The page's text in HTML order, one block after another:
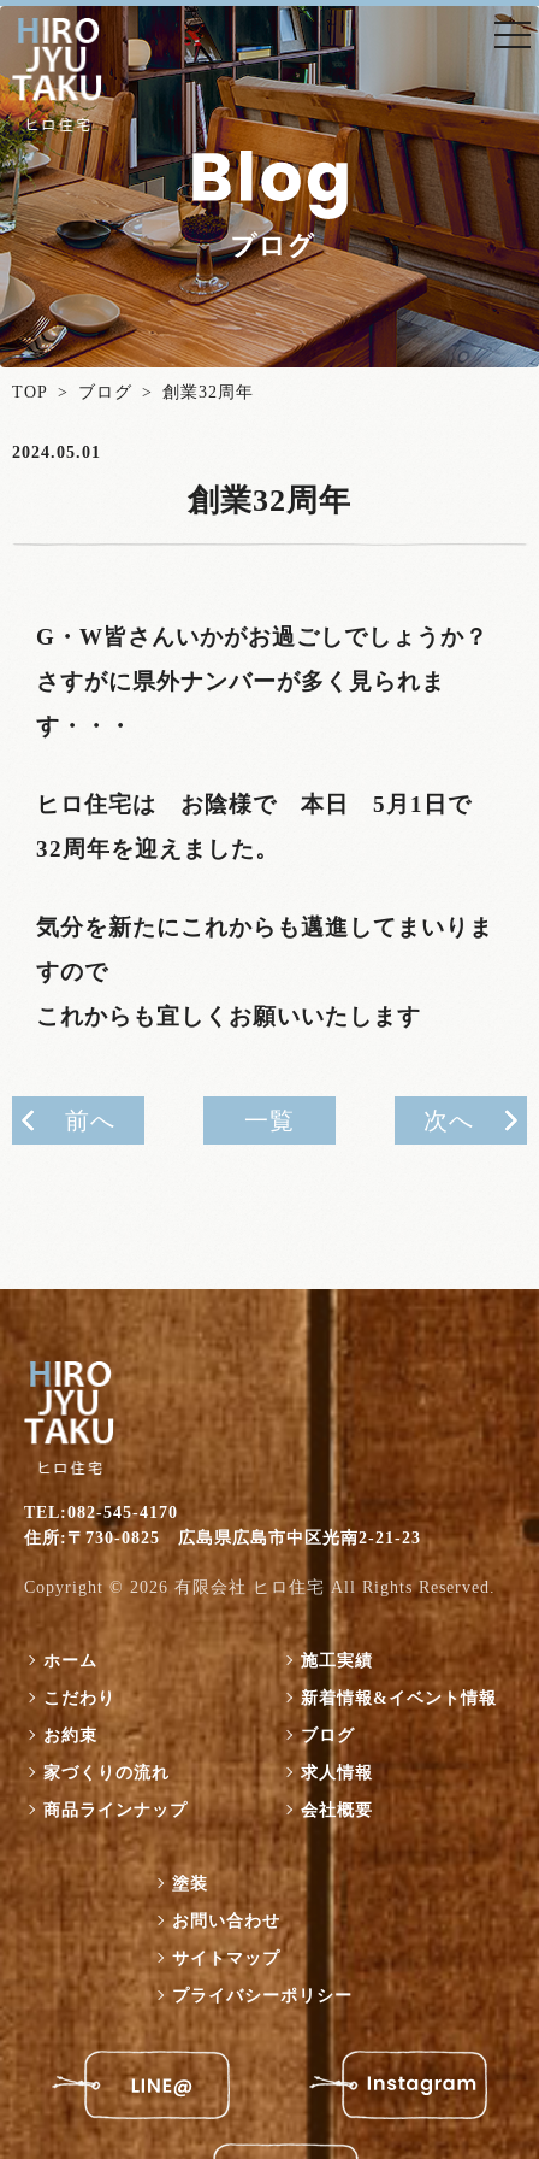
TOP > ブログ > 創業32周年
2024.05.01
創業32周年
G・W皆さんいかがお過ごしでしょうか？
さすがに県外ナンバーが多く見られま
す・・・
ヒロ住宅は お陰様で 本日 5月1日で
32周年を迎えました。
気分を新たにこれからも邁進してまいりま
すので
これからも宜しくお願いいたします
前へ 一覧 次へ
TEL:082-545-4170
住所:〒730-0825 広島県広島市中区光南2-21-23
Copyright © 2026 有限会社 ヒロ住宅 All Rights Reserved.
ホーム
こだわり
お約束
家づくりの流れ
商品ラインナップ
施工実績
新着情報&イベント情報
ブログ
求人情報
会社概要
塗装
お問い合わせ
サイトマップ
プライバシーポリシー